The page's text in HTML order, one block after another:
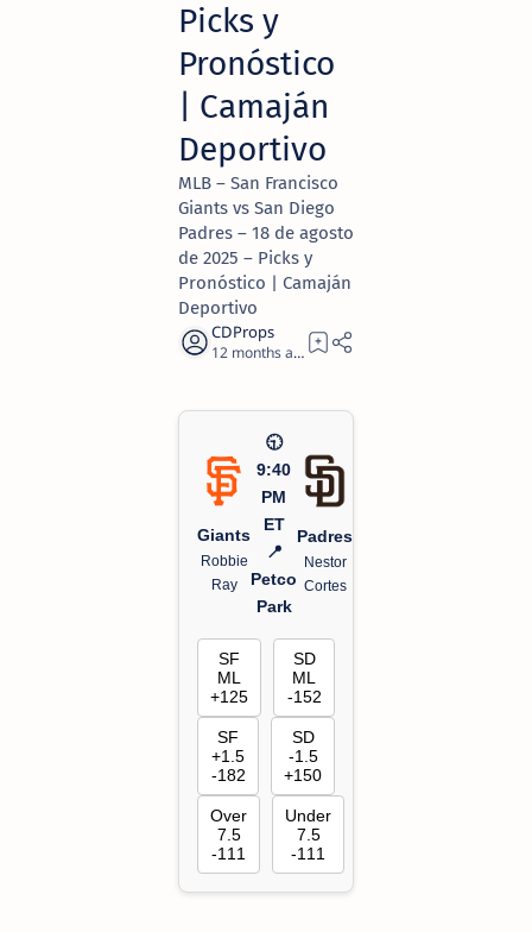
Picks y
Pronóstico
| Camaján
Deportivo
MLB – San Francisco
Giants vs San Diego
Padres – 18 de agosto
de 2025 – Picks y
Pronóstico | Camaján
Deportivo
12 months ago 2
Giants
Robbie
Ray
🕤
9:40
PM
ET
📍
Petco
Park
Padres
Nestor
Cortes
SF
ML
+125
SD
ML
-152
SF
+1.5
-182
SD
-1.5
+150
Over
7.5
-111
Under
7.5
-111